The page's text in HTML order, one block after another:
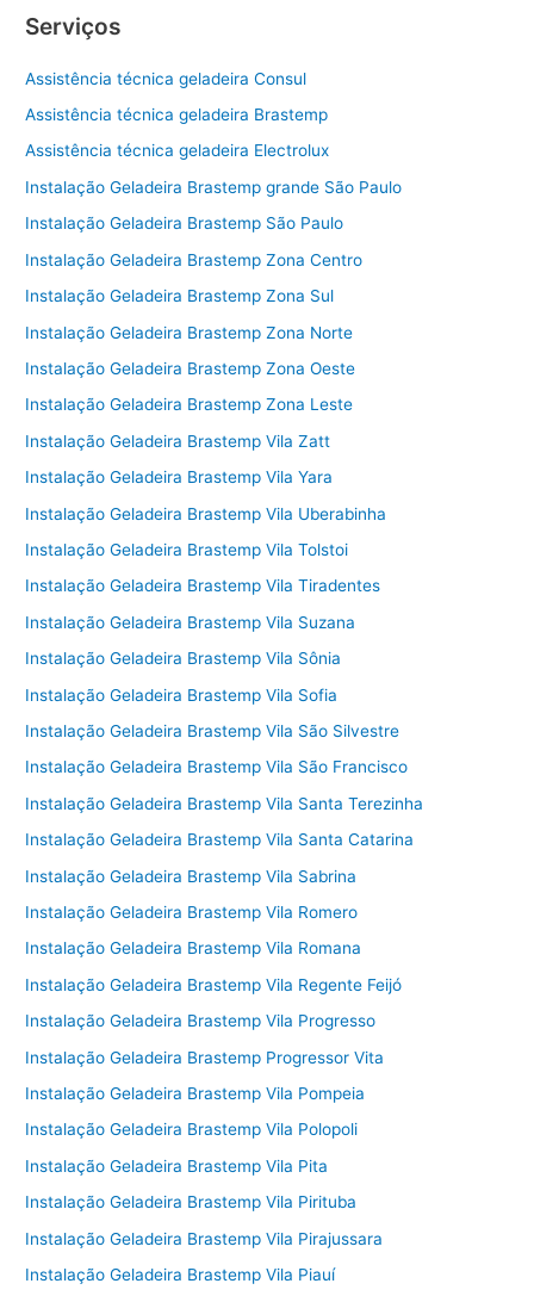
Serviços
Assistência técnica geladeira Consul
Assistência técnica geladeira Brastemp
Assistência técnica geladeira Electrolux
Instalação Geladeira Brastemp grande São Paulo
Instalação Geladeira Brastemp São Paulo
Instalação Geladeira Brastemp Zona Centro
Instalação Geladeira Brastemp Zona Sul
Instalação Geladeira Brastemp Zona Norte
Instalação Geladeira Brastemp Zona Oeste
Instalação Geladeira Brastemp Zona Leste
Instalação Geladeira Brastemp Vila Zatt
Instalação Geladeira Brastemp Vila Yara
Instalação Geladeira Brastemp Vila Uberabinha
Instalação Geladeira Brastemp Vila Tolstoi
Instalação Geladeira Brastemp Vila Tiradentes
Instalação Geladeira Brastemp Vila Suzana
Instalação Geladeira Brastemp Vila Sônia
Instalação Geladeira Brastemp Vila Sofia
Instalação Geladeira Brastemp Vila São Silvestre
Instalação Geladeira Brastemp Vila São Francisco
Instalação Geladeira Brastemp Vila Santa Terezinha
Instalação Geladeira Brastemp Vila Santa Catarina
Instalação Geladeira Brastemp Vila Sabrina
Instalação Geladeira Brastemp Vila Romero
Instalação Geladeira Brastemp Vila Romana
Instalação Geladeira Brastemp Vila Regente Feijó
Instalação Geladeira Brastemp Vila Progresso
Instalação Geladeira Brastemp Progressor Vita
Instalação Geladeira Brastemp Vila Pompeia
Instalação Geladeira Brastemp Vila Polopoli
Instalação Geladeira Brastemp Vila Pita
Instalação Geladeira Brastemp Vila Pirituba
Instalação Geladeira Brastemp Vila Pirajussara
Instalação Geladeira Brastemp Vila Piauí